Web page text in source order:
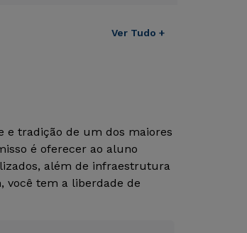
Ver Tudo +
e tradição de um dos maiores
é oferecer ao aluno
além de infraestrutura
você tem a liberdade de